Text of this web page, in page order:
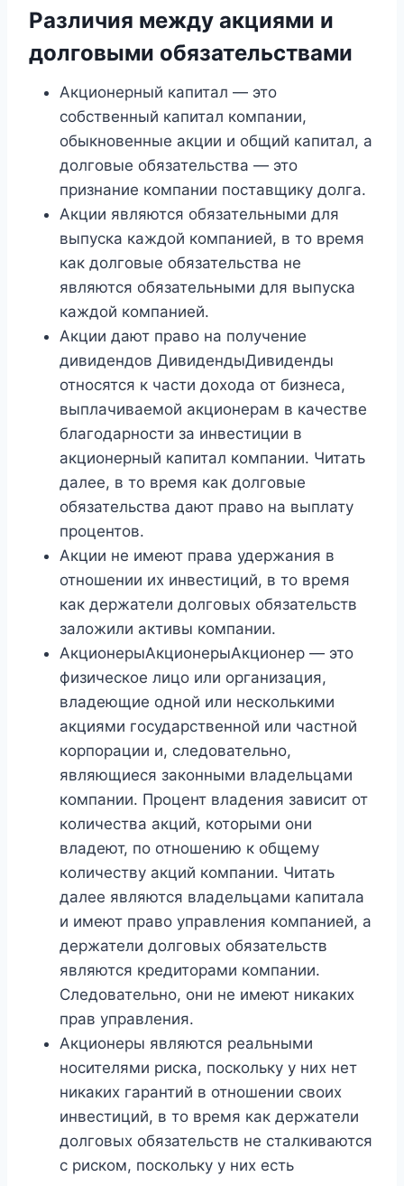
Различия между акциями и
долговыми обязательствами
Акционерный капитал — это
собственный капитал компании,
обыкновенные акции и общий капитал, а
долговые обязательства — это
признание компании поставщику долга.
Акции являются обязательными для
выпуска каждой компанией, в то время
как долговые обязательства не
являются обязательными для выпуска
каждой компанией.
Акции дают право на получение
дивидендов ДивидендыДивиденды
относятся к части дохода от бизнеса,
выплачиваемой акционерам в качестве
благодарности за инвестиции в
акционерный капитал компании. Читать
далее, в то время как долговые
обязательства дают право на выплату
процентов.
Акции не имеют права удержания в
отношении их инвестиций, в то время
как держатели долговых обязательств
заложили активы компании.
АкционерыАкционерыАкционер — это
физическое лицо или организация,
владеющие одной или несколькими
акциями государственной или частной
корпорации и, следовательно,
являющиеся законными владельцами
компании. Процент владения зависит от
количества акций, которыми они
владеют, по отношению к общему
количеству акций компании. Читать
далее являются владельцами капитала
и имеют право управления компанией, а
держатели долговых обязательств
являются кредиторами компании.
Следовательно, они не имеют никаких
прав управления.
Акционеры являются реальными
носителями риска, поскольку у них нет
никаких гарантий в отношении своих
инвестиций, в то время как держатели
долговых обязательств не сталкиваются
с риском, поскольку у них есть